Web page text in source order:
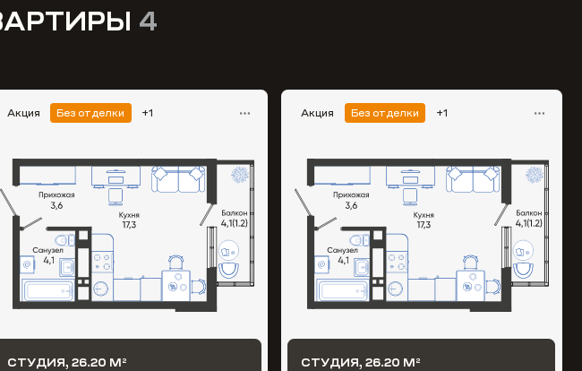
4
Акция Без отделки +1
СТУДИЯ, 26.20 М 2
Акция Без отделки +1
СТУДИЯ, 26.20 М 2